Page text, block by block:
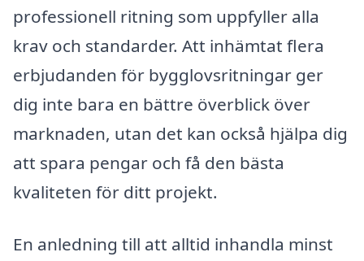
professionell ritning som uppfyller alla
krav och standarder. Att inhämtat flera
erbjudanden för bygglovsritningar ger
dig inte bara en bättre överblick över
marknaden, utan det kan också hjälpa dig
att spara pengar och få den bästa
kvaliteten för ditt projekt.
En anledning till att alltid inhandla minst